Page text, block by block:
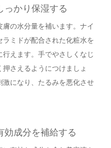
っかり保湿する
の水分量を補います。ナイ
ミドが配合された化粧水を
えます。手でやさしくなじ
さえるようにつけましょ
激になり、たるみを悪化させ
効成分を補給する